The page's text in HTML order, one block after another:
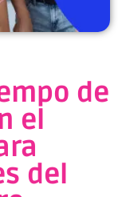
de
el
del